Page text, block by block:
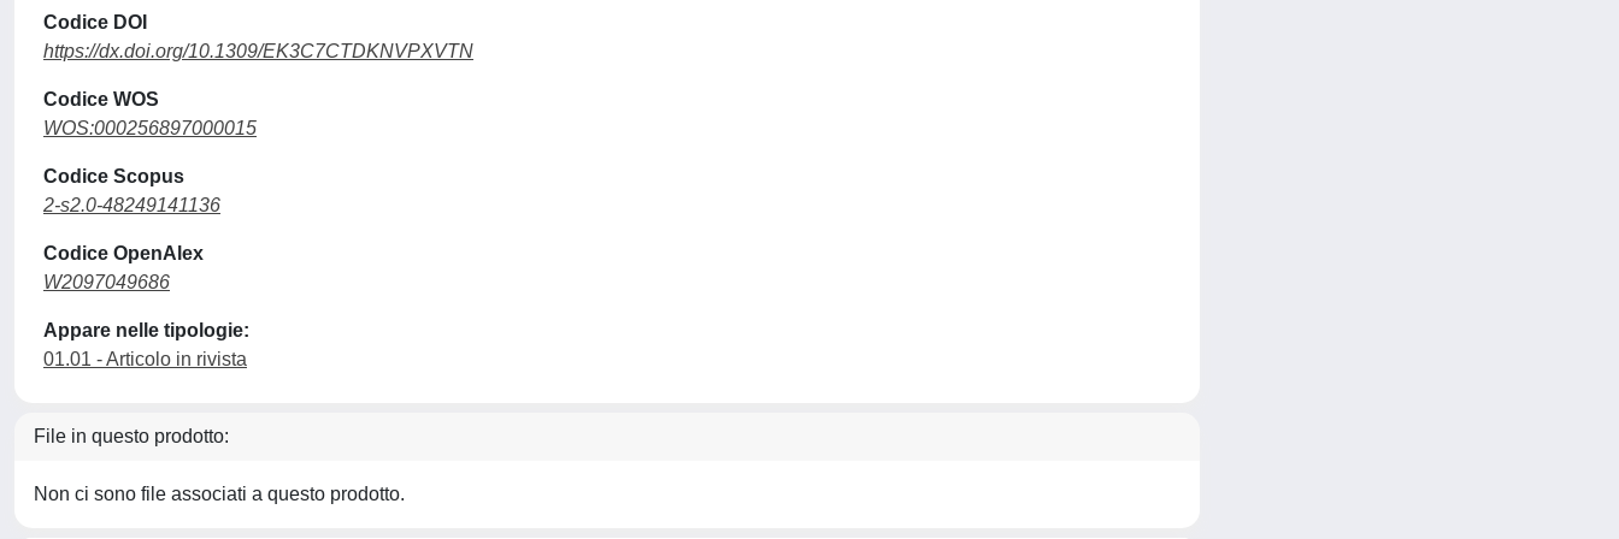
Codice DOI
https://dx.doi.org/10.1309/EK3C7CTDKNVPXVTN
Codice WOS
WOS:000256897000015
Codice Scopus
2-s2.0-48249141136
Codice OpenAlex
W2097049686
Appare nelle tipologie:
01.01 - Articolo in rivista
File in questo prodotto:
Non ci sono file associati a questo prodotto.